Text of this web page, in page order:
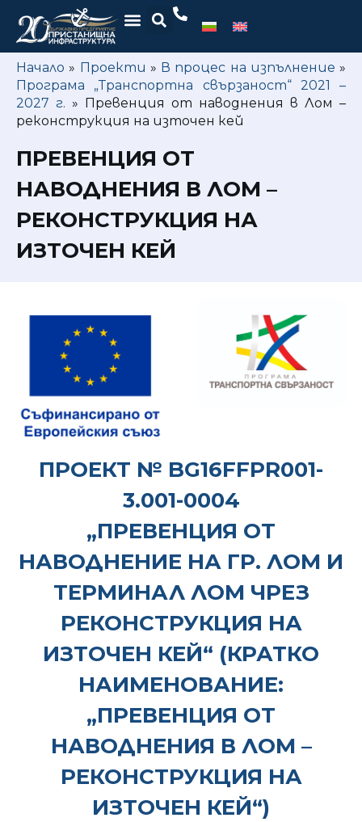
Начало » Проекти » В процес на изпълнение »
Програма „Транспортна свързаност“ 2021 –
2027 г. » Превенция от наводнения в Лом –
реконструкция на източен кей
ПРЕВЕНЦИЯ ОТ
НАВОДНЕНИЯ В ЛОМ –
РЕКОНСТРУКЦИЯ НА
ИЗТОЧЕН КЕЙ
ПРОЕКТ № BG16FFPR001-
3.001-0004
„ПРЕВЕНЦИЯ ОТ
НАВОДНЕНИЕ НА ГР. ЛОМ И
ТЕРМИНАЛ ЛОМ ЧРЕЗ
РЕКОНСТРУКЦИЯ НА
ИЗТОЧЕН КЕЙ“ (КРАТКО
НАИМЕНОВАНИЕ:
„ПРЕВЕНЦИЯ ОТ
НАВОДНЕНИЯ В ЛОМ –
РЕКОНСТРУКЦИЯ НА
ИЗТОЧЕН КЕЙ“)